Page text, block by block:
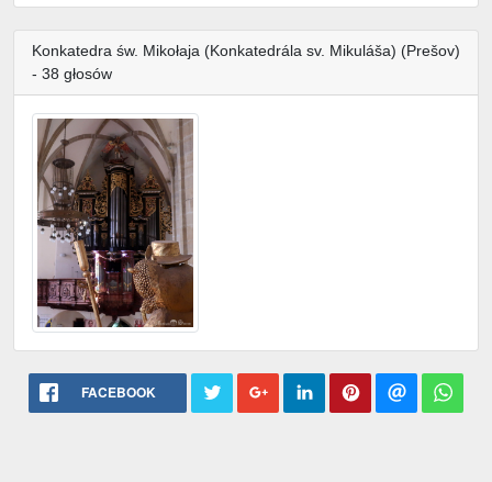
Konkatedra św. Mikołaja (Konkatedrála sv. Mikuláša) (Prešov)
- 38 głosów
FACEBOOK